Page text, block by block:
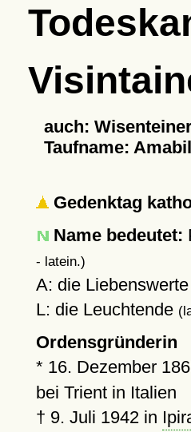
auch:
Taufname:
Gedenktag
Name bedeutet:
- latein.)
A: die Liebenswerte
L: die Leuchtende
Ordensgründerin
* 16. Dezember
bei Trient in Italien
† 9. Juli 1942in